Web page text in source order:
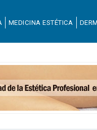
MEDICINA ESTÉTICA